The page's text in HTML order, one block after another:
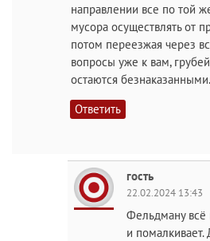
направлении все по той
мусора осуществлять от
потом переезжая через
вопросы уже к вам,
остаются безнаказанными.
Ответить
гость
22.02.2024 13:43
Фельдману всё
и помалкивает.